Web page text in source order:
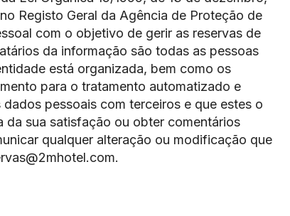
Registo Geral da Agência de Proteção de
com o objetivo de gerir as reservas de
da informação são todas as pessoas
está organizada, bem como os
para o tratamento automatizado e
pessoais com terceiros e que estes o
da sua satisfação ou obter comentários
qualquer alteração ou modificação que